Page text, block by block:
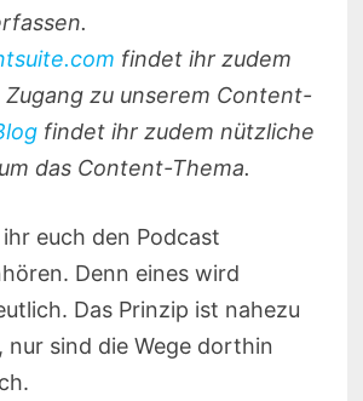
findet ihr zudem
zu unserem Content-
findet ihr zudem nützliche
das Content-Thema.
euch den Podcast
Denn eines wird
Das Prinzip ist nahezu
nur sind die Wege dorthin